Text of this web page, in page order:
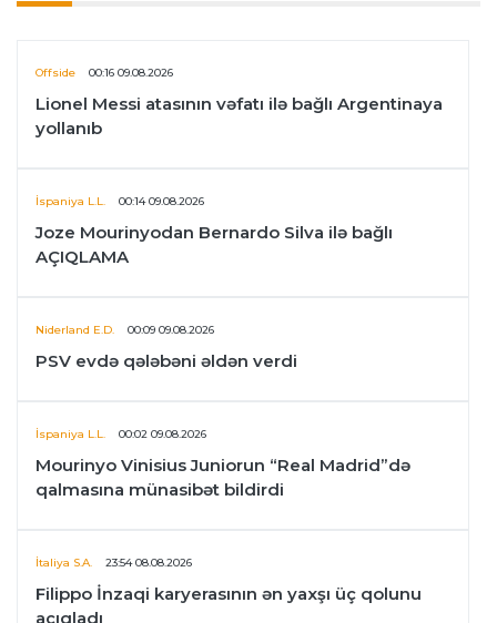
Offside 00:16 09.08.2026
Lionel Messi atasının vəfatı ilə bağlı Argentinaya
yollanıb
İspaniya L.L. 00:14 09.08.2026
Joze Mourinyodan Bernardo Silva ilə bağlı
AÇIQLAMA
Niderland E.D. 00:09 09.08.2026
PSV evdə qələbəni əldən verdi
İspaniya L.L. 00:02 09.08.2026
Mourinyo Vinisius Juniorun “Real Madrid”də
qalmasına münasibət bildirdi
İtaliya S.A. 23:54 08.08.2026
Filippo İnzaqi karyerasının ən yaxşı üç qolunu
açıqladı